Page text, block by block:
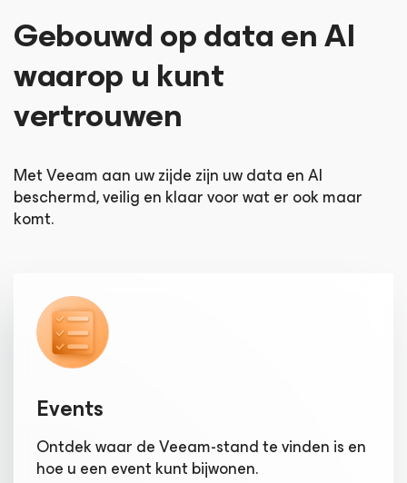
Gebouwd op data en AI
waarop u kunt
vertrouwen
Met Veeam aan uw zijde zijn uw data en AI
beschermd, veilig en klaar voor wat er ook maar
komt.
Events
Ontdek waar de Veeam-stand te vinden is en
hoe u een event kunt bijwonen.